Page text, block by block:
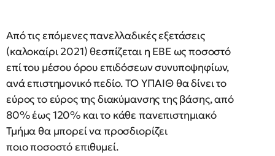
Από τις επόμενες πανελλαδικές εξετάσεις
(καλοκαίρι 2021) θεσπίζεται η ΕΒΕ ως ποσοστό
επί του μέσου όρου επιδόσεων συνυποψηφίων,
ανά επιστημονικό πεδίο. ΤΟ ΥΠΑΙΘ θα δίνει το
εύρος το εύρος της διακύμανσης της βάσης, από
80% έως 120% και το κάθε πανεπιστημιακό
Τμήμα θα μπορεί να προσδιορίζει
ποιο ποσοστό επιθυμεί.